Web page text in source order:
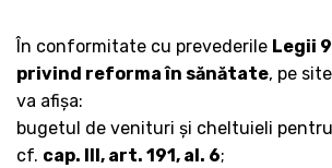
În conformitate cu prevederile Legii
privind reforma în sănătate, pe
va afişa:
bugetul de venituri şi cheltuieli
cf. cap. III, art. 191, al. 6;